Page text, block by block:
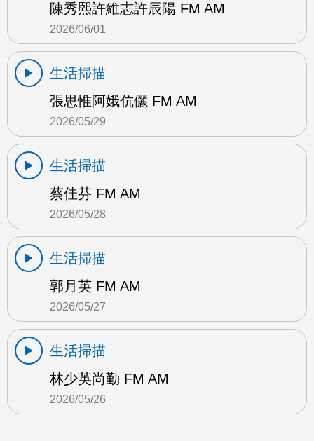
陳秀熙許維志許辰陽 FM AM
2026/06/01
生活掃描
張思惟阿娥伉儷 FM AM
2026/05/29
生活掃描
蔡佳芬 FM AM
2026/05/28
生活掃描
郭月英 FM AM
2026/05/27
生活掃描
林少英尚勤 FM AM
2026/05/26